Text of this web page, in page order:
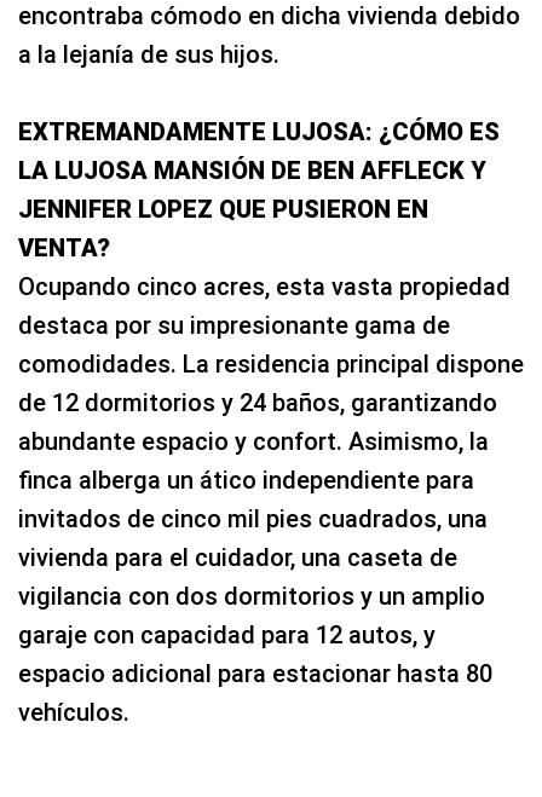
encontraba cómodo en dicha vivienda debido
a la lejanía de sus hijos.
EXTREMANDAMENTE LUJOSA: ¿CÓMO ES
LA LUJOSA MANSIÓN DE BEN AFFLECK Y
JENNIFER LOPEZ QUE PUSIERON EN
VENTA?
Ocupando cinco acres, esta vasta propiedad
destaca por su impresionante gama de
comodidades. La residencia principal dispone
de 12 dormitorios y 24 baños, garantizando
abundante espacio y confort. Asimismo, la
finca alberga un ático independiente para
invitados de cinco mil pies cuadrados, una
vivienda para el cuidador, una caseta de
vigilancia con dos dormitorios y un amplio
garaje con capacidad para 12 autos, y
espacio adicional para estacionar hasta 80
vehículos.